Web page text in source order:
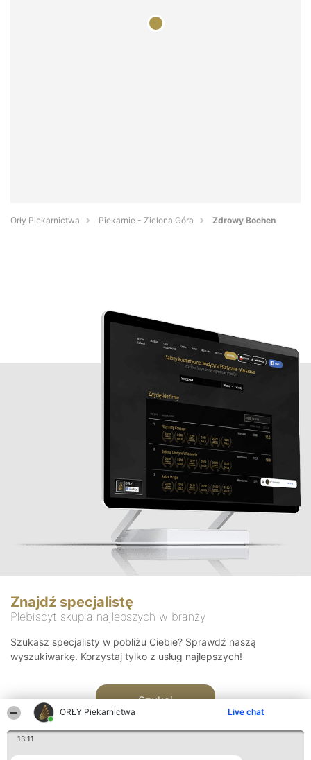
ORŁY Piekarnictwa Live chat
13:11
Orły Piekarnictwa Piekarnie - Zielona Góra Zdrowy Bochen
Znajdź specjalistę
Plebiscyt skupia najlepszych w branży
Szukasz specjalisty w pobliżu Ciebie? Sprawdź naszą
wyszukiwarkę. Korzystaj tylko z usług najlepszych!
Szukaj